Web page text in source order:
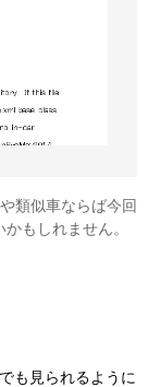
類似車ならば今回
もしれません。
も見られるように